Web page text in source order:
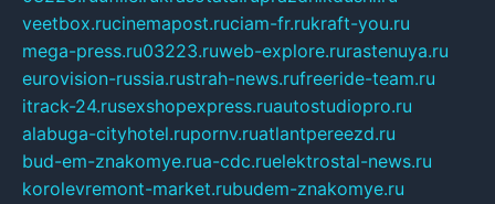
veetbox.rucinemapost.ruciam-fr.rukraft-you.ru
mega-press.ru03223.ruweb-explore.rurastenuya.ru
eurovision-russia.rustrah-news.rufreeride-team.ru
itrack-24.rusexshopexpress.ruautostudiopro.ru
alabuga-cityhotel.rupornv.ruatlantpereezd.ru
bud-em-znakomye.rua-cdc.ruelektrostal-news.ru
korolevremont-market.rubudem-znakomye.ru